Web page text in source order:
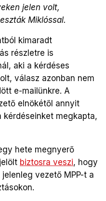
jelen volt,
Miklóssal.
kimaradt
részletre is
aki a kérdéses
válasz azonban nem
e-mailünkre. A
elnökétől annyit
megkapta,
hete megnyerő
biztosra veszi, hogy
vezető MPP-t a